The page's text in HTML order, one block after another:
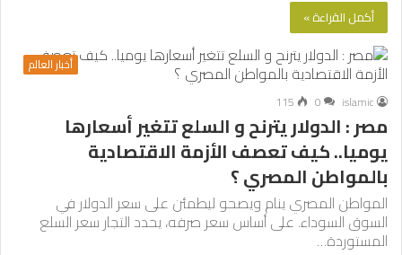
أكمل القراءة »
أخبار العالم
islamic
0
115
مصر : الدولار يترنح و السلع تتغير أسعارها
يوميا.. كيف تعصف الأزمة الاقتصادية
بالمواطن المصري ؟
المواطن المصري ينام ويصحو ليطمئن على سعر الدولار في
السوق السوداء. على أساس سعر صرفه، يحدد التجار سعر السلع
المستوردة…